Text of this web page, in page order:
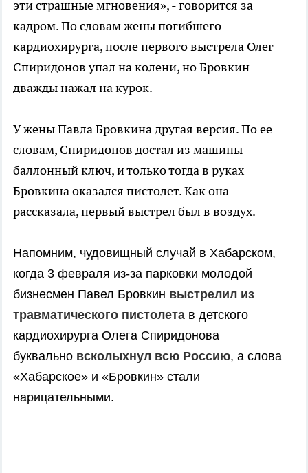
эти страшные мгновения», - говорится за
кадром. По словам жены погибшего
кардиохирурга, после первого выстрела Олег
Спиридонов упал на колени, но Бровкин
дважды нажал на курок.
У жены Павла Бровкина другая версия. По ее
словам, Спиридонов достал из машины
баллонный ключ, и только тогда в руках
Бровкина оказался пистолет. Как она
рассказала, первый выстрел был в воздух.
Напомним, чудовищный случай в Хабарском,
когда 3 февраля из-за парковки молодой
бизнесмен Павел Бровкин выстрелил из
травматического пистолета в детского
кардиохирурга Олега Спиридонова
буквально всколыхнул всю Россию, а слова
«Хабарское» и «Бровкин» стали
нарицательными.